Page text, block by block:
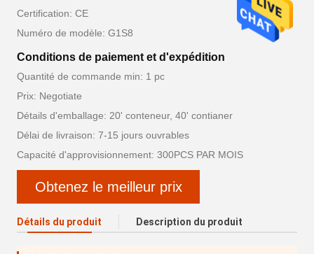
Certification: CE
Numéro de modèle: G1S8
Conditions de paiement et d'expédition
Quantité de commande min: 1 pc
Prix: Negotiate
Détails d'emballage: 20' conteneur, 40' contianer
Délai de livraison: 7-15 jours ouvrables
Capacité d'approvisionnement: 300PCS PAR MOIS
Obtenez le meilleur prix
Détails du produit Description du produit